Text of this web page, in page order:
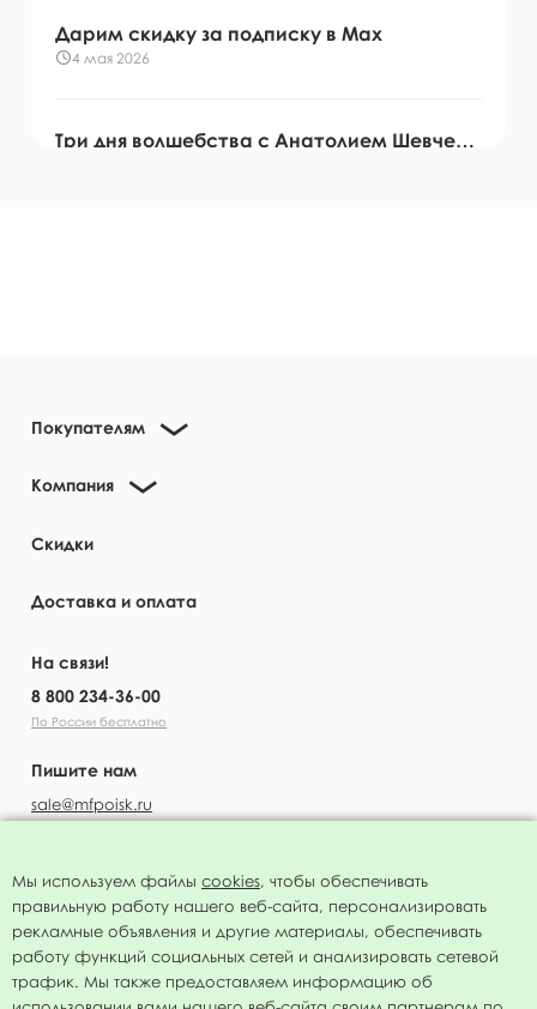
Дарим скидку за подписку в Мах
4 мая 2026
Три дня волшебства с Анатолием Шевченко
23 марта 2026
Печать на шарах по суперцене!
17 марта 2026
Итоги прямых эфиров в феврале
5 марта 2026
Новинки печати на шарах
5 марта 2026
График работы на 23 февраля и 8 марта!
Покупателям
Компания
Скидки
Доставка и оплата
На связи!
8 800 234-36-00
По России бесплатно
Пишите нам
sale@mfpoisk.ru
УЗНАВАЙТЕ ПЕРВЫМИ О НОВОСТЯХ
Мы используем файлы cookies, чтобы обеспечивать
правильную работу нашего веб-сайта, персонализировать
рекламные объявления и другие материалы, обеспечивать
работу функций социальных сетей и анализировать сетевой
трафик. Мы также предоставляем информацию об